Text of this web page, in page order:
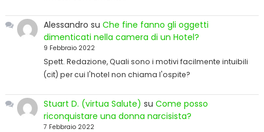
Alessandro suChe fine fanno gli oggetti
dimenticati nella camera di un Hotel?
9 Febbraio 2022
Spett. Redazione, Quali sono i motivi facilmente intuibili
(cit) per cui l'hotel non chiama l'ospite?
Stuart D. (virtua Salute) suCome posso
riconquistare una donna narcisista?
7 Febbraio 2022